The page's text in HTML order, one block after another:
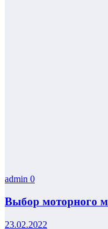
admin 0
Выбор моторного
23.02.2022